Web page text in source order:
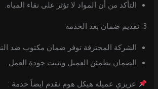
التأكد من أن المواد لا تؤثر على نقاء المياه.
3. تقديم ضمان بعد الخدمة
الشركة المحترفة توفر ضمان مكتوب ضد
الضمان يطمئن العميل ويثبت جودة العمل.
عزيزي عميله هيكل هوم نقدم ايضاً خدمة :